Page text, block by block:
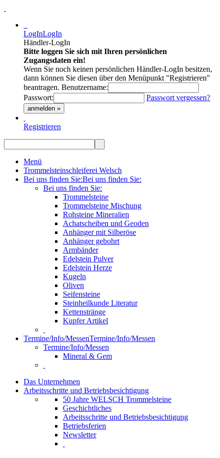
LogInLogIn
Händler-LogIn
Bitte loggen Sie sich mit Ihren persönlichen
Zugangsdaten ein!
Wenn Sie noch keinen persönlichen Händler-LogIn besitzen,
dann können Sie diesen über den Menüpunkt "Registrieren"
beantragen. Benutzername:
Passwort:
Passwort vergessen?
anmelden »
Registrieren
Menü
Trommelsteinschleiferei Welsch
Bei uns finden Sie:Bei uns finden Sie:
Bei uns finden Sie:
Trommelsteine
Trommelsteine Mischung
Rohsteine Mineralien
Achatscheiben und Geoden
Anhänger mit Silberöse
Anhänger gebohrt
Armbänder
Edelstein Pulver
Edelstein Herze
Kugeln
Oliven
Seifensteine
Steinheilkunde Literatur
Kettenstränge
Kupfer Artikel
Termine/Info/MessenTermine/Info/Messen
Termine/Info/Messen
Mineral & Gem
Das Unternehmen
Arbeitsschritte und Betriebsbesichtigung
50 Jahre WELSCH Trommelsteine
Geschichtliches
Arbeitsschritte und Betriebsbesichtigung
Betriebsferien
Newsletter